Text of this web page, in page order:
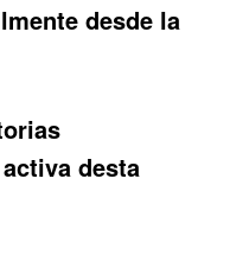
desde la
desta